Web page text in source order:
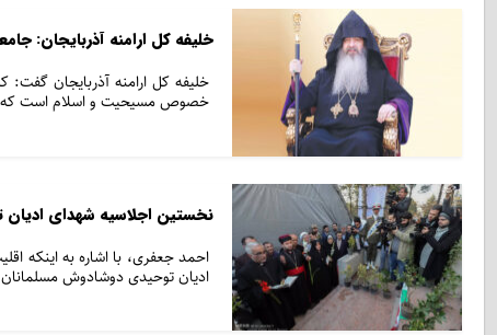
خلیفه کل ارامنه آذربایجان:
خلیفه کل ارامنه آذربایجان گفت:
خصوص مسیحیت و اسلام است که
نخستین اجلاسیه شهدای ادیان
ادیان توحیدی دوشادوش